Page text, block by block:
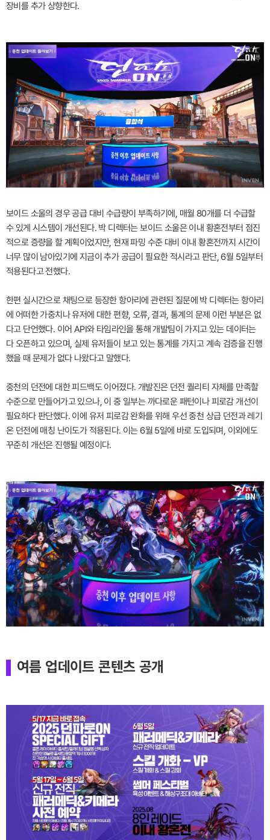
장비를 추가 상향한다.
보이드 소울의 경우 공급 대비 수급량이 부족하기에, 매월 80개를 더 수급할
수 있게 시스템이 개선된다. 박 디렉터는 보이드 소울은 이내 황혼전부터 점진
적으로 증량을 할 계획이었지만, 현재 파밍 수준 대비 이내 황혼전까지 시간이
너무 많이 남아있기에 지금이 추가 공급이 필요한 적시라고 판단, 6월 5일부터
적용된다고 전했다.
한편 실시간으로 채팅으로 등장한 항아리에 관련된 질문에 박 디렉터는 항아리
에 어떠한 가중치나 유저에 대한 편향, 오류, 결과, 통계의 문제 이런 부분은 없
다고 단언했다. 이어 API와 타임라인을 통해 개발팀이 가지고 있는 데이터는
다 오픈하고 있으며, 실제 유저들이 보고 있는 통계를 가지고 계속 검증을 진행
했을 때 문제가 없다 나왔다고 말했다.
중천의 던전에 대한 피드백도 이어졌다. 개발진은 던전 퀄리티 자체를 만족할
수준으로 만들어가고 있으나, 이 중 일부는 까다로운 패턴이나 피로감 개선이
필요하다 판단했다. 이에 유저 피로감 완화를 위해 우선 중천 상급 던전과 레기
온 던전에 매칭 난이도가 적용된다. 이는 6월 5일에 바로 도입되며, 이외에도
꾸준히 개선은 진행될 예정이다.
여름 업데이트 콘텐츠 공개